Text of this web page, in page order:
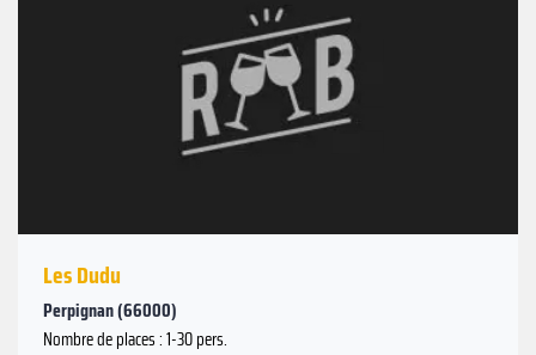
Les Dudu
Perpignan (66000)
Nombre de places : 1-30 pers.